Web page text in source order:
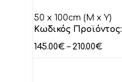
50 x 100cm (M x Y)
Κωδικός Προϊόντος:
145.00€ – 210.00€